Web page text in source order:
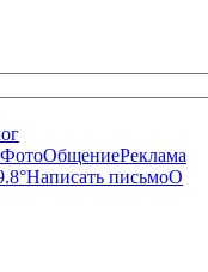
ФотоОбщениеРеклама
Написать письмоО